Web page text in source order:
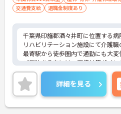
交通費支給
退職金制度あり
千葉県印旛郡酒々井町に位置する
リハビリテーション施設にて介護職
最寄駅から徒歩圏内で通勤にも大変
ご興味ある方には、面接対策ポイン
詳細をお話しいたしますのでお気
い！
詳細を見る